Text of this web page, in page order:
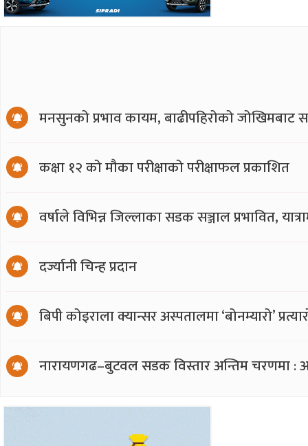
मनसुनको प्रभाव कायम, बाढीपहिरोको जोखिमबाट
कक्षा १२ को मौका परीक्षाको परीक्षाफल प्रकाशित
वर्षाले विभिन्न जिल्लाका सडक सञ्जाल प्रभावित,
दर्ज्यानी चिन्ह प्रदान
बिपी कोइराला क्यान्सर अस्पतालमा ‘बोनम्यारो’
नारायणगढ–बुटवल सडक विस्तार अन्तिम चरणमा :